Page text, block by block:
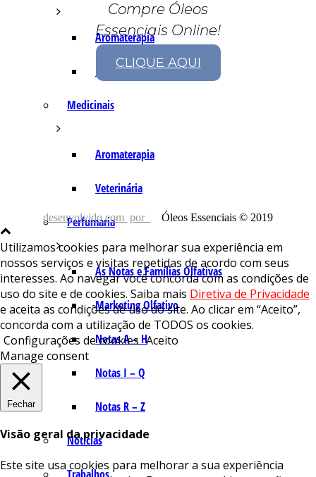
Aromaterapia
Fórmulas Caseiras
Medicinais
Aromaterapia
Veterinária
Perfumaria
As Notas e Famílias Olfativas
Marketing Olfativo
Notas A – H
Notas I – Q
Notas R – Z
Notícias
Compre Óleos
Essenciais Online!
CLIQUE AQUI
desenvolvido com por Óleos Essenciais © 2019
Utilizamos cookies para melhorar sua experiência em
nossos serviços e visitas repetidas de acordo com seus
interesses. Ao navegar você concorda com as condições de
uso do site e de cookies. Saiba mais Diretiva de Privacidade
e aceita as condições de uso do site. Ao clicar em “Aceito”,
concorda com a utilização de TODOS os cookies.
Configurações de cookies Aceito
Manage consent
Fechar
Visão geral da privacidade
Este site usa cookies para melhorar a sua experiência